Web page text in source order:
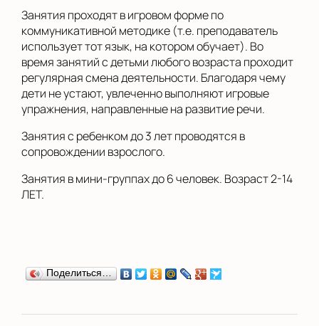
Занятия проходят в игровом форме по
коммуникативной методике (т.е. преподаватель
использует тот язык, на котором обучает). Во
время занятий с детьми любого возраста проходит
регулярная смена деятельности. Благодаря чему
дети не устают, увлеченно выполняют игровые
упражнения, направленные на развитие речи.
Занятия с ребенком до 3 лет проводятся в
сопровождении взрослого.
Занятия в мини-группах до 6 человек. Возраст 2-14
ЛЕТ.
Поделиться…